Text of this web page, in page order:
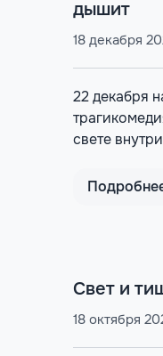
дышит
18 декабря
22 декабря
свете
Свет и
18 октября